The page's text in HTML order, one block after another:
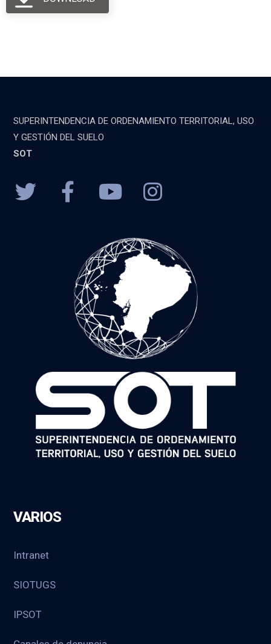
SUPERINTENDENCIA DE ORDENAMIENTO TERRITORIAL, USO
Y GESTIÓN DEL SUELO
SOT
VARIOS
Intranet
SIOTUGS
IPSOT